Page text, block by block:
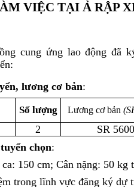
VIỆC TẠI Ả RẬP
cung ứng lao động đã
lương cơ bản:
Số lượng Lương cơ bản
2
SR 5600
chọn:
150 cm; Cân nặng: 50 kg
trong lĩnh vực đăng ký dự